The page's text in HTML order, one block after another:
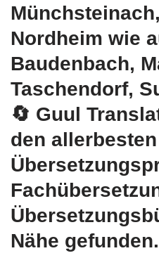
Nordheim wie
Baudenbach,
Taschendorf,
🔄 Guul
den allerbesten
Nähe gefunden.